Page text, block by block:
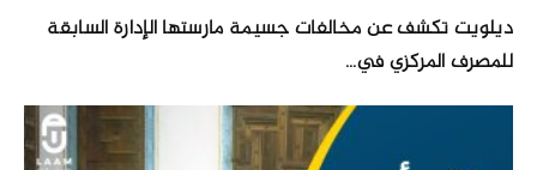
ديلويت تكشف عن مخالفات جسيمة مارستها الإدارة السابقة
للمصرف المركزي في...